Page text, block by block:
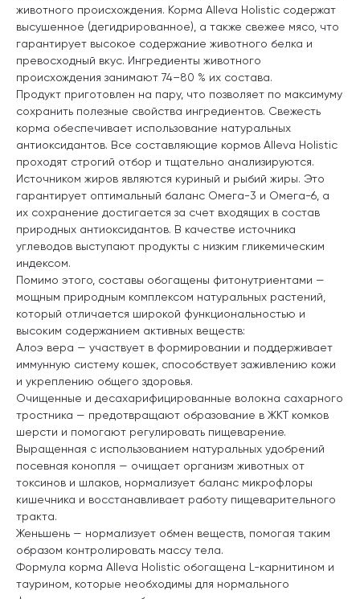
животного происхождения. Корма Alleva Holistic содержат
высушенное (дегидрированное), а также свежее мясо, что
гарантирует высокое содержание животного белка и
превосходный вкус. Ингредиенты животного
происхождения занимают 74–80 % их состава.
Продукт приготовлен на пару, что позволяет по максимуму
сохранить полезные свойства ингредиентов. Свежесть
корма обеспечивает использование натуральных
антиоксидантов. Все составляющие кормов Alleva Holistic
проходят строгий отбор и тщательно анализируются.
Источником жиров являются куриный и рыбий жиры. Это
гарантирует оптимальный баланс Омега-3 и Омега-6, а
их сохранение достигается за счет входящих в состав
природных антиоксидантов. В качестве источника
углеводов выступают продукты с низким гликемическим
индексом.
Помимо этого, составы обогащены фитонутриентами —
мощным природным комплексом натуральных растений,
который отличается широкой функциональностью и
высоким содержанием активных веществ:
Алоэ вера — участвует в формировании и поддерживает
иммунную систему кошек, способствует заживлению кожи
и укреплению общего здоровья.
Очищенные и десахарифицированные волокна сахарного
тростника — предотвращают образование в ЖКТ комков
шерсти и помогают регулировать пищеварение.
Выращенная с использованием натуральных удобрений
посевная конопля — очищает организм животных от
токсинов и шлаков, нормализует баланс микрофлоры
кишечника и восстанавливает работу пищеварительного
тракта.
Женьшень — нормализует обмен веществ, помогая таким
образом контролировать массу тела.
Формула корма Alleva Holistic обогащена L-карнитином и
таурином, которые необходимы для нормального